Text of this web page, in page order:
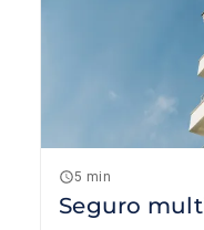
5 min
Seguro